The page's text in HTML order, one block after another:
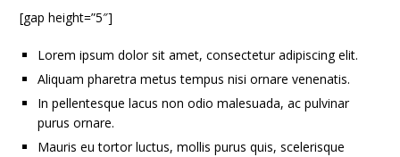
[gap height=”5″]
Lorem ipsum dolor sit amet, consectetur adipiscing elit.
Aliquam pharetra metus tempus nisi ornare venenatis.
In pellentesque lacus non odio malesuada, ac pulvinar
purus ornare.
Mauris eu tortor luctus, mollis purus quis, scelerisque